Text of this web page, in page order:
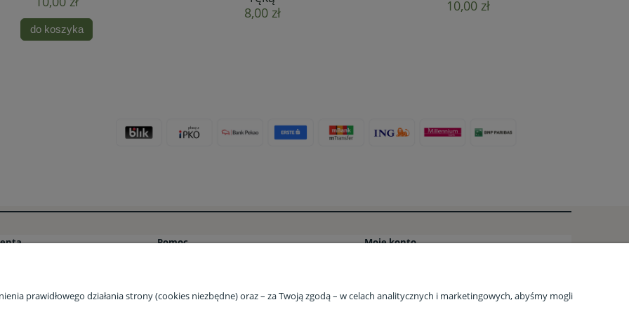
do koszyka
8,00 zł
10,00 zł
zamówienia
Pomoc
Program lojalnościowy Stacja Bio – FAQ
Moje konto
Ulubione
prawidłowego działania strony (cookies niezbędne) oraz – za Twoją zgodą – w celach analitycznych i marketingowych, abyśmy mogli